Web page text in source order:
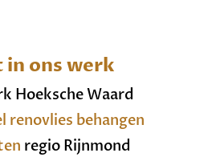
in ons werk
Hoeksche Waard
renovlies behangen
regio Rijnmond